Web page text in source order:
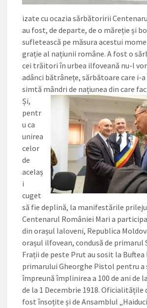
izate cu ocazia sărbătoririi
au fost, de departe, de o măreție și
sufletească pe măsura acestui
grație al națiunii române. A fost o
cei trăitori în urbea ilfoveană nu-l
adânci bătrânețe, sărbătoare care i-a
simtă mândri de națiunea din care
Și,
pentr
u ca
unirea
celor
de
acelaș
i
cuget
să fie deplină, la manifestările
Centenarul României Mari a
din orașul Ialoveni, Republica
orașul ilfovean, condusă de primarul
Frații de peste Prut au sosit la
primarului Gheorghe Pistol pentru
împreună împlinirea a 100 de ani de
de la 1 Decembrie 1918. Oficialitățile
fost însoțite și de Ansamblul